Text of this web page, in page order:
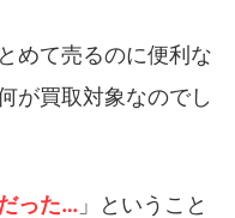
めて売るのに便利な
が買取対象なのでし
った… 」ということ